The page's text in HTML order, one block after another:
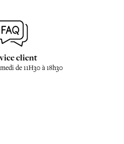
client
de 11H30 à 18h30